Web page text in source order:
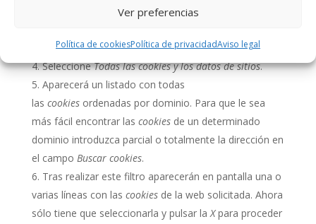
Ver preferencias
Política de cookiesPolítica de privacidadAviso legal
Verá diferentes secciones, pinche la opción
Vaya aPrivacidad,Configuración de contenido.
SeleccioneTodas las cookies y los datos de sitios.
Aparecerá un listado con todas
las cookiesordenadas por dominio. Para que le sea
más fácil encontrar las cookiesde un determinado
dominio introduzca parcial o totalmente la dirección en
el campo Buscar cookies.
Tras realizar este filtro aparecerán en pantalla una o
varias líneas con las cookiesde la web solicitada. Ahora
sólo tiene que seleccionarla y pulsar laXpara proceder